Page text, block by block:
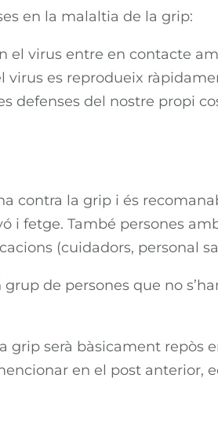
en la malaltia de la grip:
el virus entre en contacte
virus es reprodueix
defenses del nostre propi
contra la grip i és
i fetge. També persones
(cuidadors, personal
de persones que no
grip serà bàsicament
en el post anterior,